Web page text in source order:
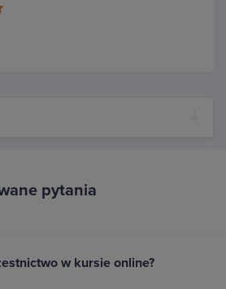
pytania
w kursie online?